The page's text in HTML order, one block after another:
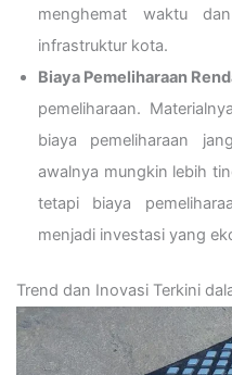
menghemat waktu
infrastruktur kota.
Biaya Pemeliharaan
pemeliharaan.
biaya pemeliharaan
awalnya mungkin lebih
tetapi biaya
menjadi investasi yang
Trend dan Inovasi Terkini